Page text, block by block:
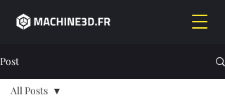
Post
All Posts